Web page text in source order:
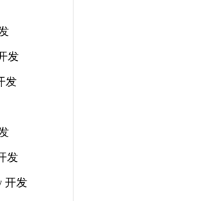
发
发
发
开发